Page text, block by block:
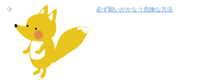
必ず願いがかなう危険な方法